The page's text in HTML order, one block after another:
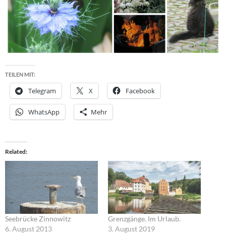
TEILEN MIT:
Telegram X Facebook
WhatsApp Mehr
Related
Seebrücke Zinnowitz
6. August 2013
Grenzgänge. Im Urlaub.
3. August 2019